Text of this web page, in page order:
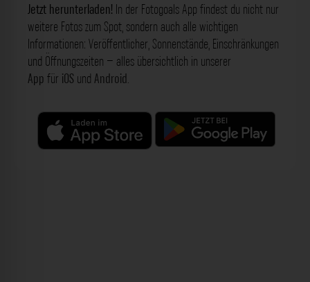
Jetzt herunterladen! In der Fotogoals App findest du nicht nur
weitere Fotos zum Spot, sondern auch alle wichtigen
Informationen: Veröffentlicher, Sonnenstände, Einschränkungen
und Öffnungszeiten – alles übersichtlich in unserer
App für iOS und Android.